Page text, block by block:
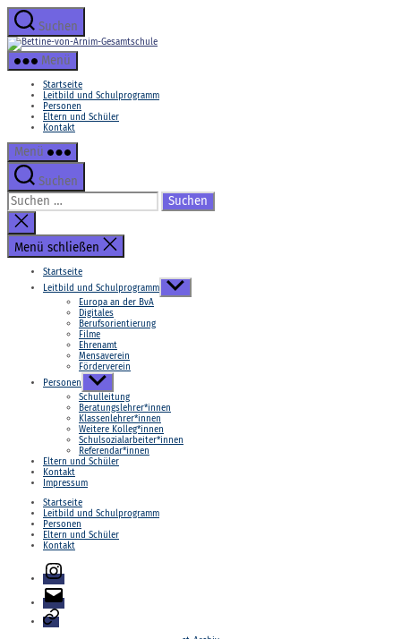
Zum
Inhalt
springenSuchen
Bettine-
Menü
Startseite
Leitbild und Schulprogramm
Personen
Eltern und Schüler
Kontakt
Menü
Suchen
Suchen
nach:
Suche
schließen
Menü schließen
Startseite
Leitbild und Schulprogramm
Untermenü
anzeigen
Europa an der BvA
Digitales
Berufsorientierung
Filme
Ehrenamt
Mensaverein
Förderverein
Personen
Untermenü
anzeigen
Schulleitung
Beratungslehrer*innen
Klassenlehrer*innen
Weitere Kolleg*innen
Schulsozialarbeiter*innen
Referendar*innen
Eltern und Schüler
Kontakt
Impressum
Startseite
Leitbild und Schulprogramm
Personen
Eltern und Schüler
Kontakt
Instagram
E-
Mail
Login